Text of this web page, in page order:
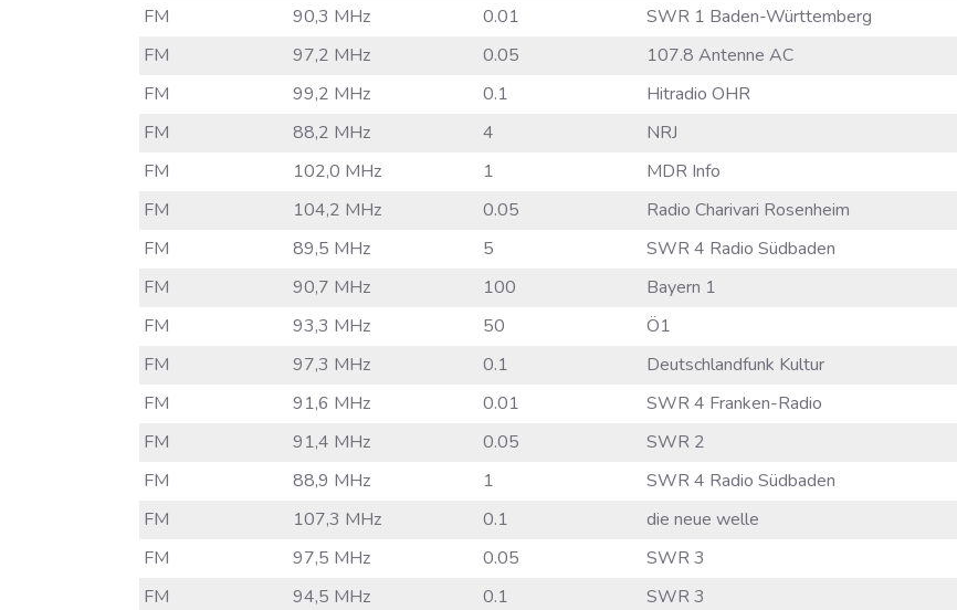
FM
90,3 MHz 0.01
SWR 1 Baden-Württemberg
FM
97,2 MHz 0.05
107.8 Antenne AC
FM
99,2 MHz 0.1
Hitradio OHR
FM
88,2 MHz 4
NRJ
FM
102,0 MHz 1
MDR Info
FM
104,2 MHz 0.05
Radio Charivari Rosenheim
FM
89,5 MHz 5
SWR 4 Radio Südbaden
FM
90,7 MHz 100
Bayern 1
FM
93,3 MHz 50
Ö1
FM
97,3 MHz 0.1
Deutschlandfunk Kultur
FM
91,6 MHz 0.01
SWR 4 Franken-Radio
FM
91,4 MHz 0.05
SWR 2
FM
88,9 MHz 1
SWR 4 Radio Südbaden
FM
107,3 MHz 0.1
die neue welle
FM
97,5 MHz 0.05
SWR 3
FM
94,5 MHz 0.1
SWR 3